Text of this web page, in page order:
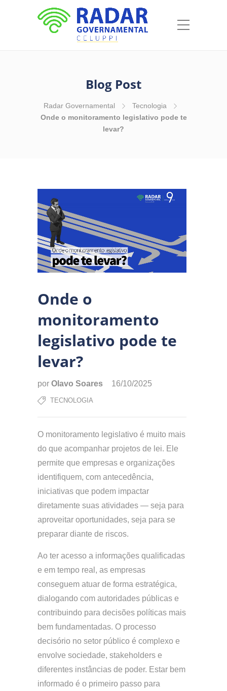
Blog Post
Radar Governamental
Tecnologia
Onde o monitoramento legislativo pode te
levar?
Onde o
monitoramento
legislativo pode te
levar?
por Olavo Soares 16/10/2025
TECNOLOGIA
O monitoramento legislativo é muito mais
do que acompanhar projetos de lei. Ele
permite que empresas e organizações
identifiquem, com antecedência,
iniciativas que podem impactar
diretamente suas atividades — seja para
aproveitar oportunidades, seja para se
preparar diante de riscos.
Ao ter acesso a informações qualificadas
e em tempo real, as empresas
conseguem atuar de forma estratégica,
dialogando com autoridades públicas e
contribuindo para decisões políticas mais
bem fundamentadas. O processo
decisório no setor público é complexo e
envolve sociedade, stakeholders e
diferentes instâncias de poder. Estar bem
informado é o primeiro passo para